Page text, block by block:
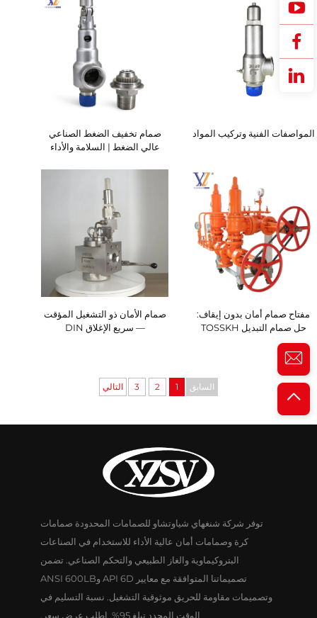
المواصفات الفنية وتركيب المواد
صمام تخفيف الضغط الصناعي
عالي الضغط | السلامة والأداء
مفتاح صمام أمان بدون إيقاف:
حل صمام التبديل TOSSKH
صمام الأمان ذو التشغيل المؤقت
— سريع الإغلاق DIN
السابق 1
2
3 التالي
توفر شركة شنغهاي شياوتشاو للصمامات المحدودة صمامات
كرة وصمامات أمان عالية الأداء للاستخدام في الصناعات
البتروكيماوية والغاز الطبيعي والتحكم الصناعي. تضمن
تصميماتنا المتوافقة مع معايير API 6D وANSI 600LB
وتصميمات مقاومة للحريق موثوقية التشغيل. نسبة التسليم في
الوقت المحدد تبلغ 95%. اطلب عرض سعر.